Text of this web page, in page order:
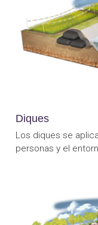
Diques
Los diques se
personas y el